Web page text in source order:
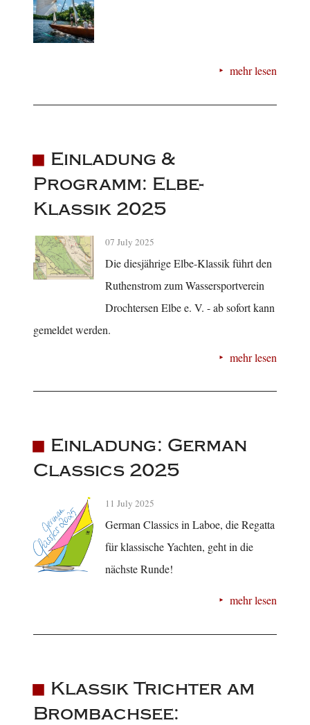
mehr lesen
Einladung &
Programm: Elbe-
Klassik 2025
07 July 2025
Die diesjährige Elbe-Klassik führt den
Ruthenstrom zum Wassersportverein
Drochtersen Elbe e. V. - ab sofort kann
gemeldet werden.
mehr lesen
Einladung: German
Classics 2025
11 July 2025
German Classics in Laboe, die Regatta
für klassische Yachten, geht in die
nächste Runde!
mehr lesen
Klassik Trichter am
Brombachsee: